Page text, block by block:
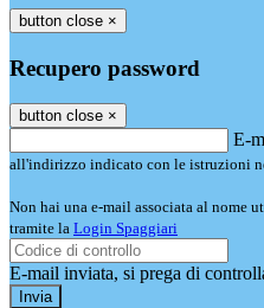
button close ×
Recupero password
button close ×
E-
all'indirizzo indicato con le istruzioni
Non hai una e-mail associata al nome
tramite la Login Spaggiari
E-mail inviata, si prega di